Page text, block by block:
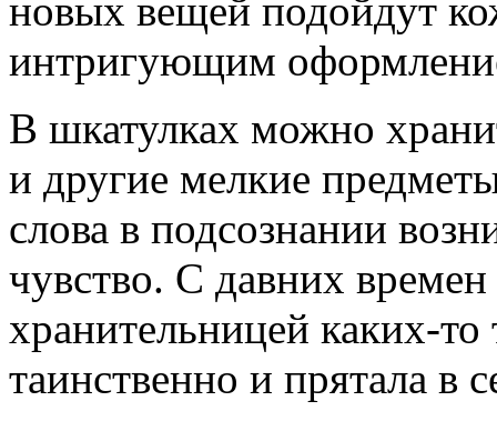
новых вещей подойдут
интригующим
В шкатулках можно
и другие мелкие
слова в подсознании
чувство. С давних времен
хранительницей каких-то
таинственно и прятала в